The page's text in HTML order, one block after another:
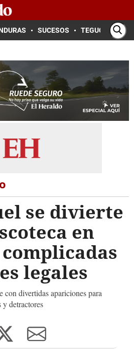
SUCESOS TEGUCIGALPA
se divierte
en
legales
con divertidas apariciones para
y detractores